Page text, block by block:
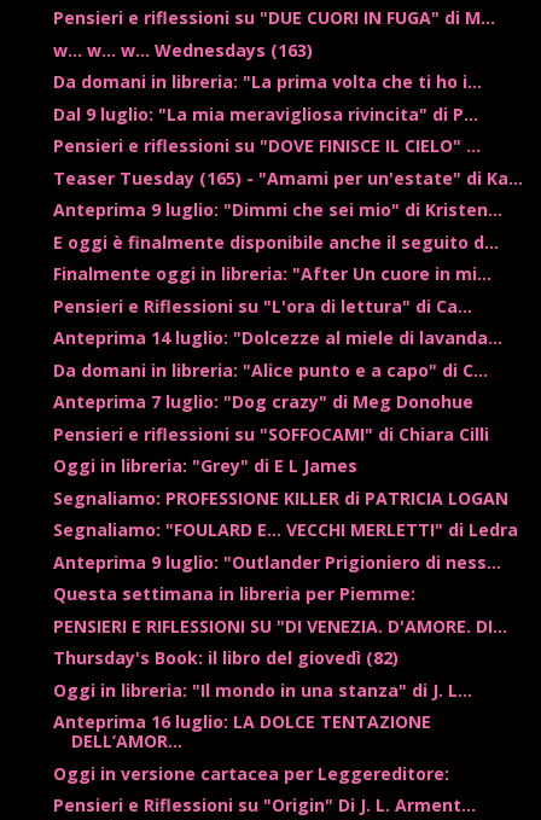
Pensieri e riflessioni su "DUE CUORI IN FUGA" di M...
w... w... w... Wednesdays (163)
Da domani in libreria: "La prima volta che ti ho i...
Dal 9 luglio: "La mia meravigliosa rivincita" di P...
Pensieri e riflessioni su "DOVE FINISCE IL CIELO" ...
Teaser Tuesday (165) - "Amami per un'estate" di Ka...
Anteprima 9 luglio: "Dimmi che sei mio" di Kristen...
E oggi è finalmente disponibile anche il seguito d...
Finalmente oggi in libreria: "After Un cuore in mi...
Pensieri e Riflessioni su "L'ora di lettura" di Ca...
Anteprima 14 luglio: "Dolcezze al miele di lavanda...
Da domani in libreria: "Alice punto e a capo" di C...
Anteprima 7 luglio: "Dog crazy" di Meg Donohue
Pensieri e riflessioni su "SOFFOCAMI" di Chiara Cilli
Oggi in libreria: "Grey" di E L James
Segnaliamo: PROFESSIONE KILLER di PATRICIA LOGAN
Segnaliamo: "FOULARD E... VECCHI MERLETTI" di Ledra
Anteprima 9 luglio: "Outlander Prigioniero di ness...
Questa settimana in libreria per Piemme:
PENSIERI E RIFLESSIONI SU "DI VENEZIA. D'AMORE. DI...
Thursday's Book: il libro del giovedì (82)
Oggi in libreria: "Il mondo in una stanza" di J. L...
Anteprima 16 luglio: LA DOLCE TENTAZIONE
DELL’AMOR...
Oggi in versione cartacea per Leggereditore:
Pensieri e Riflessioni su "Origin" Di J. L. Arment...